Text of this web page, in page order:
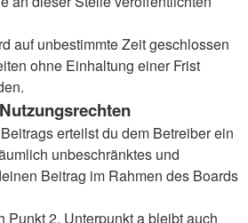
auf unbestimmte Zeit geschlossen
ohne Einhaltung einer Frist
erteilst du dem Betreiber ein
unbeschränktes und
Beitrag im Rahmen des Boards
Punkt 2, Unterpunkt a bleibt auch